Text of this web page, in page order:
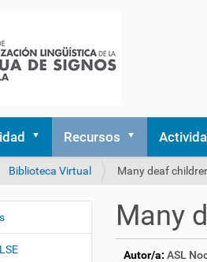
Recursos
Biblioteca Virtual Many deaf
Many
Autor/a: ASL